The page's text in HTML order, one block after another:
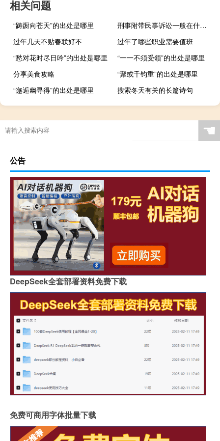
相关问题
“踌蹰向苍天”的出处是哪里
刑事附带民事诉讼一般在什么时间可以提起
过年几天不贴春联好不
过年了哪些职业需要值班
“愁对花时尽日吟”的出处是哪里
“一一不须受领”的出处是哪里
分享美食攻略
“聚或千钧重”的出处是哪里
“邂逅幽寻得”的出处是哪里
搜索冬天有关的长篇诗句
☚
公告
DeepSeek全套部署资料免费下载
免费可商用字体批量下载